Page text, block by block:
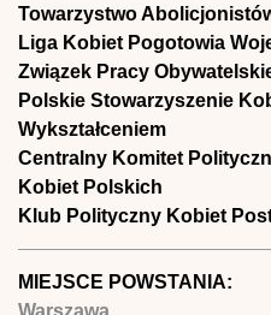
Towarzystwo
Liga Kobiet Pogotowia
Związek Pracy
Polskie Stowarzyszenie
Wykształceniem
Centralny Komitet
Kobiet Polskich
Klub Polityczny Kobiet
MIEJSCE POWSTANIA:
Warszawa